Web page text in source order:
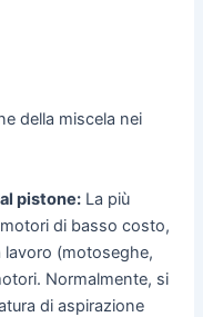
della miscela nei
pistone: La più
di basso costo,
lavoro (motoseghe,
Normalmente, si
di aspirazione